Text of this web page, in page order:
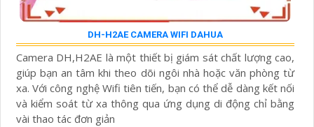
DH-H2AE CAMERA WIFI DAHUA
Camera DH,H2AE là một thiết bị giám sát chất lượng cao,
giúp bạn an tâm khi theo dõi ngôi nhà hoặc văn phòng từ
xa. Với công nghệ Wifi tiên tiến, bạn có thể dễ dàng kết nối
và kiểm soát từ xa thông qua ứng dụng di động chỉ bằng
vài thao tác đơn giản